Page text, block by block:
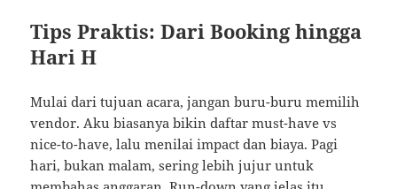
Tips Praktis: Dari Booking hingga
Hari H
Mulai dari tujuan acara, jangan buru-buru memilih
vendor. Aku biasanya bikin daftar must-have vs
nice-to-have, lalu menilai impact dan biaya. Pagi
hari, bukan malam, sering lebih jujur untuk